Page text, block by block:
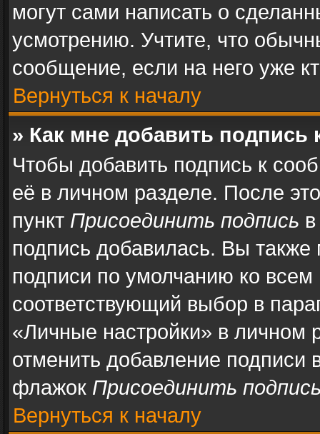
могут сами написать о
усмотрению. Учтите, что
сообщение, если на него уже
Вернуться к началу
» Как мне добавить
Чтобы добавить подпись к
её в личном разделе. После
пункт Присоединить подпись
подпись добавилась. Вы
подписи по умолчанию ко
соответствующий выбор в
«Личные настройки» в личном
отменить добавление
флажок Присоединить
Вернуться к началу